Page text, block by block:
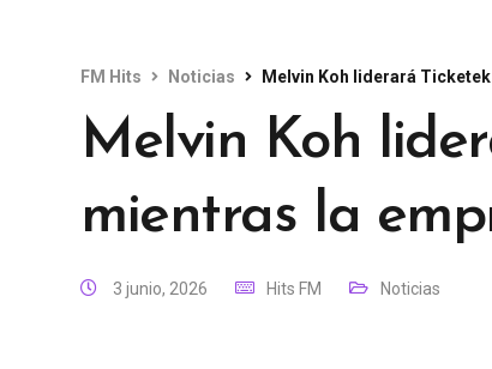
FM Hits Noticias Melvin Koh liderará
Melvin Koh
mientras la
3 junio, 2026 Hits FM Noticias